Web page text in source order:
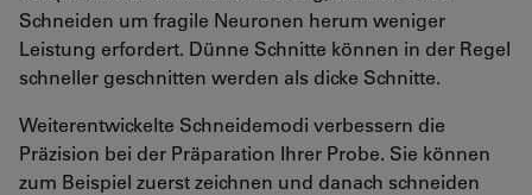
Schneiden um fragile Neuronen herum weniger
Leistung erfordert. Dünne Schnitte können in der Regel
schneller geschnitten werden als dicke Schnitte.
Weiterentwickelte Schneidemodi verbessern die
Präzision bei der Präparation Ihrer Probe. Sie können
zum Beispiel zuerst zeichnen und danach schneiden